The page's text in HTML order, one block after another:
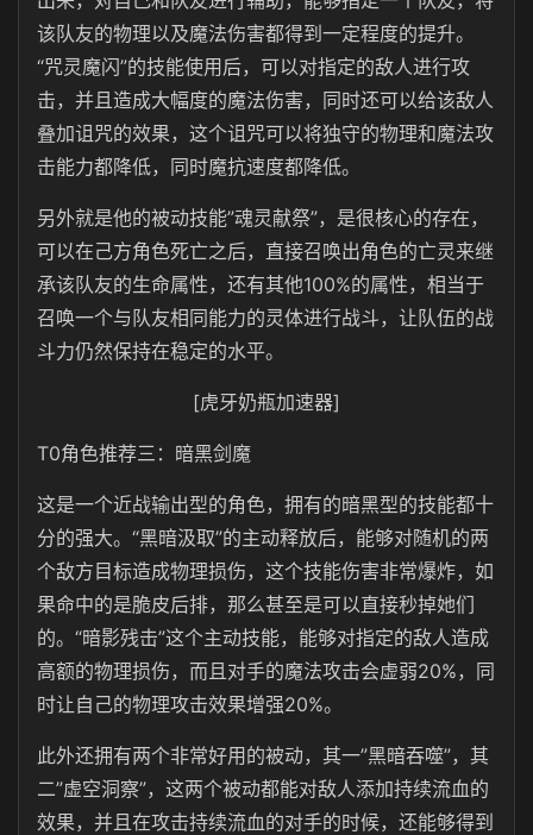
该队友的物理以及魔法伤害都得到一定程度的提升。
“咒灵魔闪”的技能使用后，可以对指定的敌人进行攻
击，并且造成大幅度的魔法伤害，同时还可以给该敌人
叠加诅咒的效果，这个诅咒可以将独守的物理和魔法攻
击能力都降低，同时魔抗速度都降低。
另外就是他的被动技能”魂灵献祭”，是很核心的存在，
可以在己方角色死亡之后，直接召唤出角色的亡灵来继
承该队友的生命属性，还有其他100%的属性，相当于
召唤一个与队友相同能力的灵体进行战斗，让队伍的战
斗力仍然保持在稳定的水平。
[虎牙奶瓶加速器]
T0角色推荐三：暗黑剑魔
这是一个近战输出型的角色，拥有的暗黑型的技能都十
分的强大。“黑暗汲取”的主动释放后，能够对随机的两
个敌方目标造成物理损伤，这个技能伤害非常爆炸，如
果命中的是脆皮后排，那么甚至是可以直接秒掉她们
的。“暗影残击”这个主动技能，能够对指定的敌人造成
高额的物理损伤，而且对手的魔法攻击会虚弱20%，同
时让自己的物理攻击效果增强20%。
此外还拥有两个非常好用的被动，其一”黑暗吞噬”，其
二”虚空洞察”，这两个被动都能对敌人添加持续流血的
效果，并且在攻击持续流血的对手的时候，还能够得到